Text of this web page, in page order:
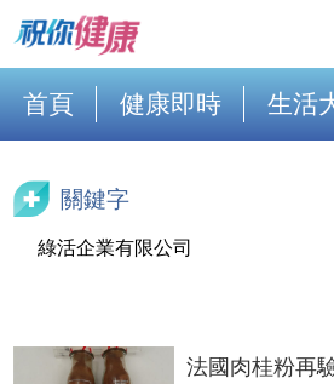
首頁 健康即時 生活
關鍵字
綠活企業有限公司
法國肉桂粉再